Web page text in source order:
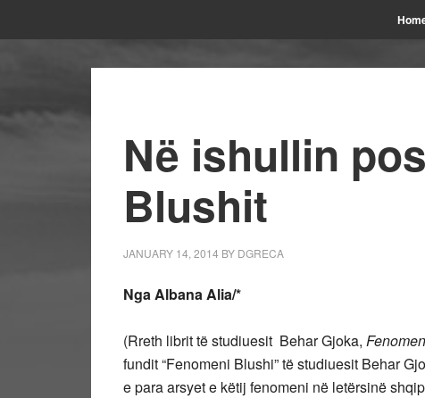
Në ishullin
Blushit
JANUARY 14, 2014 BY DGRECA
Nga Albana Alia/*
(Rreth librit të studiuesit Behar Gjoka,
fundit “Fenomeni Blushi” të studiuesit Behar
e para arsyet e këtij fenomeni në letërsinë